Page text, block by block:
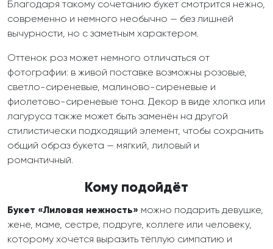
Благодаря такому сочетанию букет смотрится нежно,
современно и немного необычно — без лишней
вычурности, но с заметным характером.
Оттенок роз может немного отличаться от
фотографии: в живой поставке возможны розовые,
светло-сиреневые, малиново-сиреневые и
фиолетово-сиреневые тона. Декор в виде хлопка или
лагуруса также может быть заменён на другой
стилистически подходящий элемент, чтобы сохранить
общий образ букета — мягкий, лиловый и
романтичный.
Кому подойдёт
Букет «Лиловая нежность» можно подарить девушке,
жене, маме, сестре, подруге, коллеге или человеку,
которому хочется выразить тёплую симпатию и